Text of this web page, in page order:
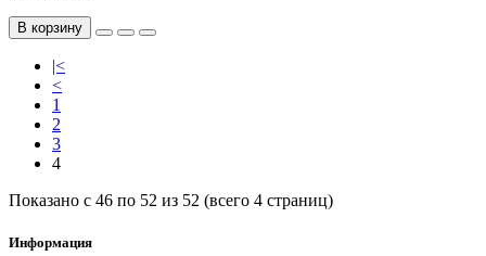
В корзину
|<
<
1
2
3
4
Показано с 46 по 52 из 52 (всего 4 страниц)
Информация